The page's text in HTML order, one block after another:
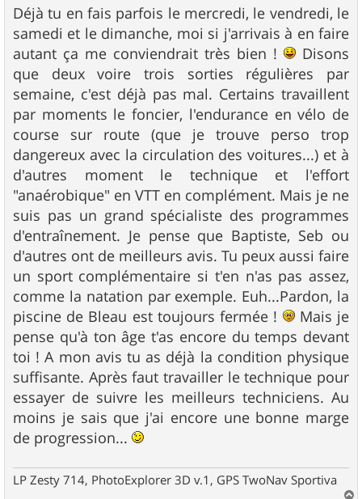
s
s
a
g
e
Déjà tu en fais parfois le mercredi, le vendredi, le
samedi et le dimanche, moi si j'arrivais à en faire
autant ça me conviendrait très bien !
Disons
que deux voire trois sorties régulières par
semaine, c'est déjà pas mal. Certains travaillent
par moments le foncier, l'endurance en vélo de
course sur route (que je trouve perso trop
dangereux avec la circulation des voitures...) et à
d'autres moment le technique et l'effort
"anaérobique" en VTT en complément. Mais je ne
suis pas un grand spécialiste des programmes
d'entraînement. Je pense que Baptiste, Seb ou
d'autres ont de meilleurs avis. Tu peux aussi faire
un sport complémentaire si t'en n'as pas assez,
comme la natation par exemple. Euh...Pardon, la
piscine de Bleau est toujours fermée !
Mais je
pense qu'à ton âge t'as encore du temps devant
toi ! A mon avis tu as déjà la condition physique
suffisante. Après faut travailler le technique pour
essayer de suivre les meilleurs techniciens. Au
moins je sais que j'ai encore une bonne marge
de progression...
LP Zesty 714, PhotoExplorer 3D v.1, GPS TwoNav Sportiva